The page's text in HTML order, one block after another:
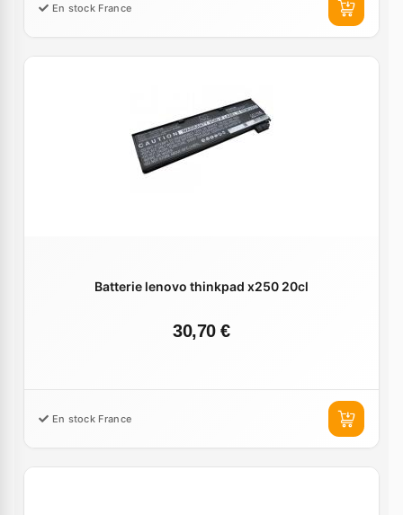
En stock France
Batterie lenovo thinkpad x250 20cl
30,70 €
En stock France